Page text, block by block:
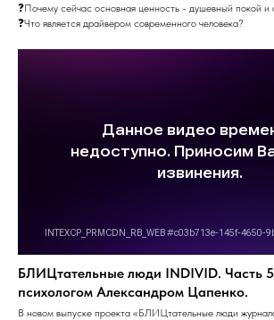
❓Почему сейчас основная ценность - душевный покой и
❓Что является драйвером современного человека?
БЛИЦтательные люди INDIVID. Часть
психологом Александром Цапенко.
В новом выпуске проекта «БЛИЦтательные люди